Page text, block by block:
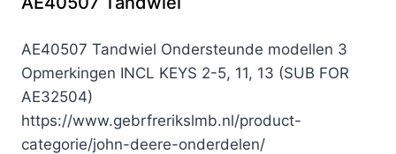
AE40507 Tandwiel Ondersteunde modellen 3
Opmerkingen INCL KEYS 2-5, 11, 13 (SUB FOR
AE32504)
https://www.gebrfrerikslmb.nl/product-
categorie/john-deere-onderdelen/